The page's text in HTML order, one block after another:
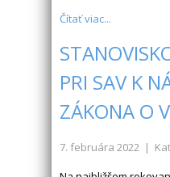
Čítať viac...
PRI SAV K
ZÁKONA O
7. februára 2022 |